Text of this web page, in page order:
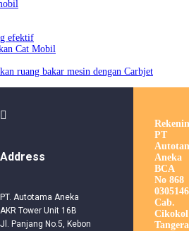
efektif
Cat Mobil
ruang bakar mesin dengan Carbjet

Address
PT. Autotama Aneka
AKR Tower Unit 16B
Jl. Panjang No.5, Kebon
PT
Aneka
BCA
No 868
0305146
Cab.
Cikokol